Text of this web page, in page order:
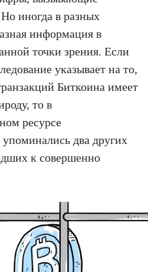
иногда в разных
информация в
точки зрения. Если
указывает на то,
Биткоина имеет
то в
ресурсе
два других
к совершенно